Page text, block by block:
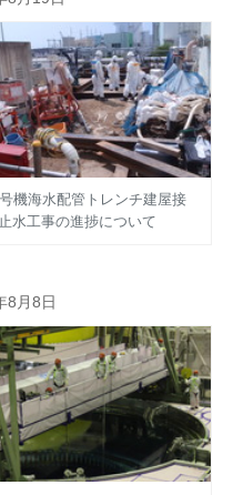
機海水配管トレンチ建屋接
水工事の進捗について
8月8日